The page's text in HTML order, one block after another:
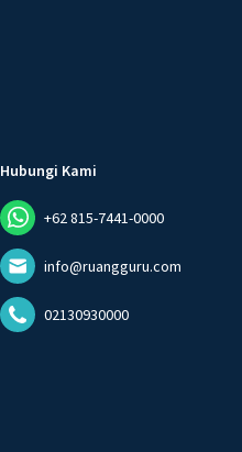
Hubungi Kami
+62 815-7441-0000
info@ruangguru.com
02130930000